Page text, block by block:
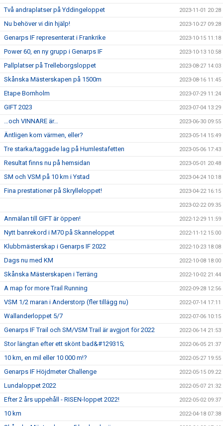
Två andraplatser på Yddingeloppet 2023-11-01 20:28
Nu behöver vi din hjälp! 2023-10-27 09:28
Genarps IF representerat i Frankrike 2023-10-15 11:18
Power 60, en ny grupp i Genarps IF 2023-10-13 10:58
Pallplatser på Trelleborgsloppet 2023-08-27 14:03
Skånska Mästerskapen på 1500m 2023-08-16 11:45
Etape Bornholm 2023-07-29 11:24
GIFT 2023 2023-07-04 13:29
…och VINNARE är… 2023-06-30 09:55
Äntligen kom värmen, eller? 2023-05-14 15:49
Tre starka/taggade lag på Humlestafetten 2023-05-06 17:43
Resultat finns nu på hemsidan 2023-05-01 20:48
SM och VSM på 10 km i Ystad 2023-04-24 10:18
Fina prestationer på Skrylleloppet! 2023-04-22 16:15
2023-02-22 09:35
Anmälan till GIFT är öppen! 2022-12-29 11:59
Nytt banrekord i M70 på Skanneloppet 2022-11-12 15:00
Klubbmästerskap i Genarps IF 2022 2022-10-23 18:08
Dags nu med KM 2022-10-08 18:00
Skånska Mästerskapen i Terräng 2022-10-02 21:44
A map for more Trail Running 2022-09-28 12:56
VSM 1/2 maran i Anderstorp (fler tillägg nu) 2022-07-14 17:11
Wallanderloppet 5/7 2022-07-06 10:15
Genarps IF Trail och SM/VSM Trail är avgjort för 2022 2022-06-14 21:53
Stor längtan efter ett skönt bad&#129315; 2022-06-05 21:37
10 km, en mil eller 10 000 m!? 2022-05-27 19:55
Genarps IF Höjdmeter Challenge 2022-05-15 09:22
Lundaloppet 2022 2022-05-07 21:32
Efter 2 års uppehåll - RISEN-loppet 2022! 2022-05-02 09:37
10 km 2022-04-18 07:38